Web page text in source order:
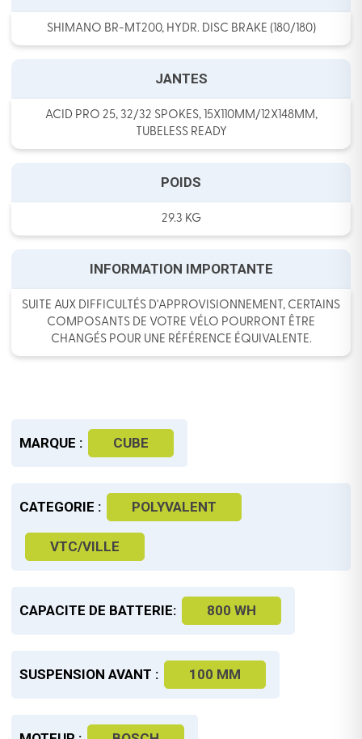
SHIMANO BR-MT200, HYDR. DISC BRAKE (180/180)
JANTES
ACID PRO 25, 32/32 SPOKES, 15X110MM/12X148MM,
TUBELESS READY
POIDS
29.3 KG
INFORMATION IMPORTANTE
SUITE AUX DIFFICULTÉS D'APPROVISIONNEMENT, CERTAINS
COMPOSANTS DE VOTRE VÉLO POURRONT ÊTRE
CHANGÉS POUR UNE RÉFÉRENCE ÉQUIVALENTE.
MARQUE : CUBE
CATEGORIE : POLYVALENT
VTC/VILLE
CAPACITE DE BATTERIE: 800 WH
SUSPENSION AVANT : 100 MM